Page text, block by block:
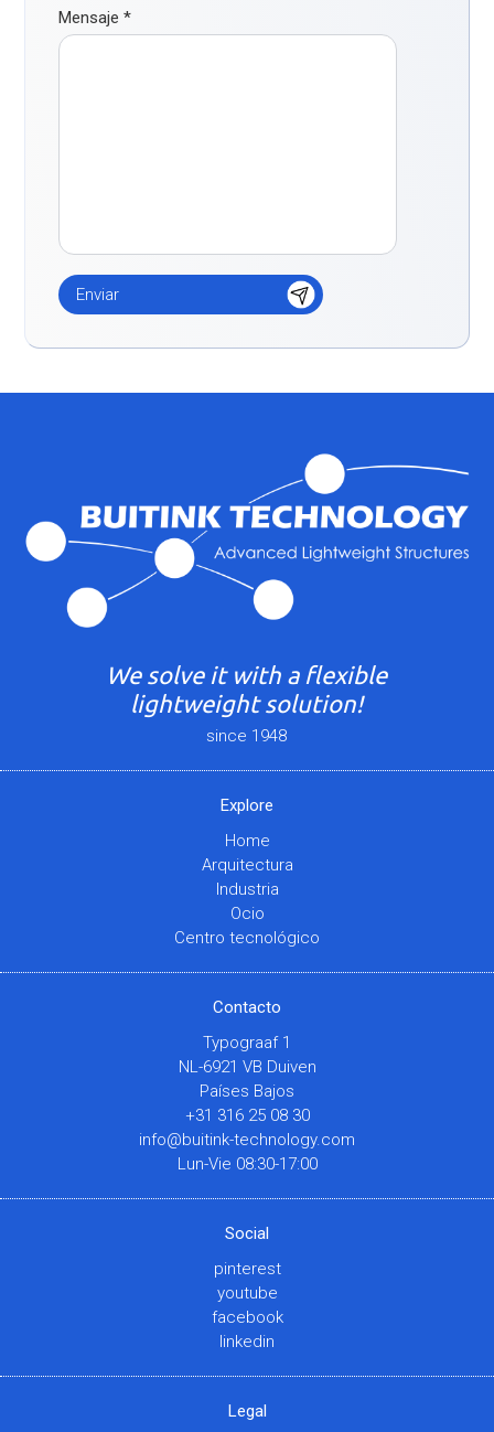
Mensaje*
We solve it with a flexible
lightweight solution!
since 1948
Explore
Home
Arquitectura
Industria
Ocio
Centro tecnológico
Contacto
Typograaf 1
NL-6921 VB Duiven
Países Bajos
+31 316 25 08 30
info@buitink-technology.com
Lun-Vie 08:30-17:00
Social
pinterest
youtube
facebook
linkedin
Legal